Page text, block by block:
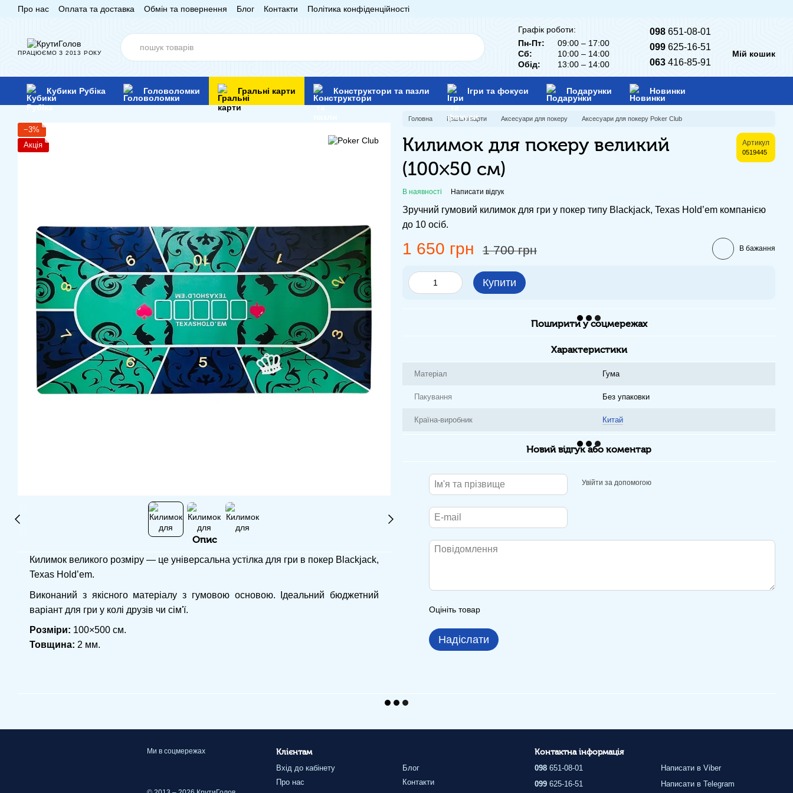
Перейти до основного контенту
Про нас Оплата та доставка Обмін та повернення Блог Контакти Політика конфіденційності
ПРАЦЮЄМО З 2013 РОКУ
Графік роботи:
Пн-Пт:
09:00 – 17:00
Сб:
10:00 – 14:00
Обід:
13:00 – 14:00
098651-08-01
099625-16-51
063416-85-91
Мій кошик
Кубики Рубіка Головоломки Гральні карти Конструктори та пазли Ігри та фокуси Подарунки Новинки
−3%
Акція
Опис
Килимок великого розміру — це універсальна устілка для гри в покер Blackjack,
Texas Hold’em.
Виконаний з якісного матеріалу з гумовою основою. Ідеальний бюджетний
варіант для гри у колі друзів чи сім'ї.
Розміри: 100×500 см.
Товщина: 2 мм.
Головна Гральні карти Аксесуари для покеру Аксесуари для покеру Poker Club
Килимок для покеру великий
(100×50 см)
Артикул
0519445
В наявності Написати відгук
Зручний гумовий килимок для гри у покер типу Blackjack, Texas Hold’em компанією
до 10 осіб.
1 650 грн 1 700 грн В бажання
Купити
Поширити у соцмережах
Характеристики
Матеріал Гума
Пакування Без упаковки
Країна-виробник Китай
Новий відгук або коментар
Увійти за допомогою
Оцініть товар
Надіслати
Ми в соцмережах
Клієнтам
Вхід до кабінету
Про нас
Блог
Контакти
Контактна інформація
098 651-08-01
099 625-16-51
Написати в Viber
Написати в Telegram